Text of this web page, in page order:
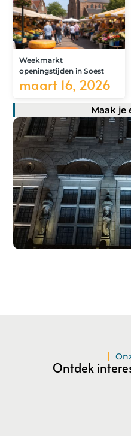
Weekmarkt
openingstijden in Soest
maart 16, 2026
Maak je
Ontdek